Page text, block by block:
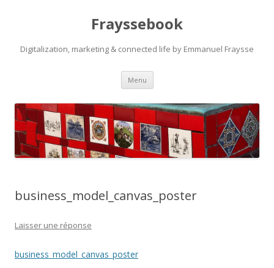
Frayssebook
Digitalization, marketing & connected life by Emmanuel Fraysse
Menu Aller au contenu principal
business_model_canvas_poster
Laisser une réponse
business_model_canvas_poster